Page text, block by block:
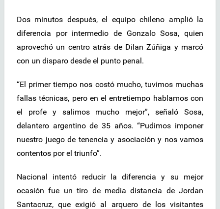
Dos minutos después, el equipo chileno amplió la
diferencia por intermedio de Gonzalo Sosa, quien
aprovechó un centro atrás de Dilan Zúñiga y marcó
con un disparo desde el punto penal.
“El primer tiempo nos costó mucho, tuvimos muchas
fallas técnicas, pero en el entretiempo hablamos con
el profe y salimos mucho mejor”, señaló Sosa,
delantero argentino de 35 años. “Pudimos imponer
nuestro juego de tenencia y asociación y nos vamos
contentos por el triunfo”.
Nacional intentó reducir la diferencia y su mejor
ocasión fue un tiro de media distancia de Jordan
Santacruz, que exigió al arquero de los visitantes